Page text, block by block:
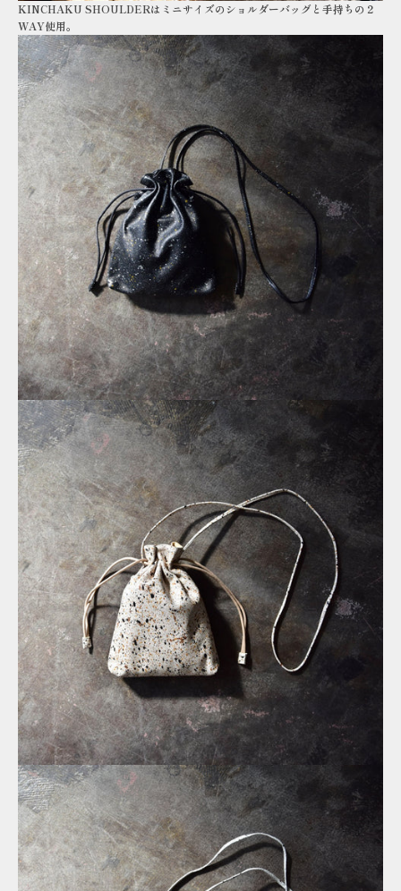
KINCHAKU SHOULDERはミニサイズのショルダーバッグと手持ちの２
WAY使用。